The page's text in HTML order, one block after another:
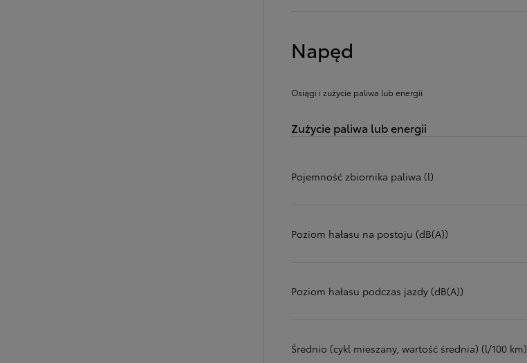
Napęd
Osiągi i zużycie paliwa lub energii
Zużycie paliwa lub energii
Pojemność zbiornika paliwa (l)
Poziom hałasu na postoju (dB(A))
Poziom hałasu podczas jazdy (dB(A))
Średnio (cykl mieszany, wartość średnia) (l/100 km)